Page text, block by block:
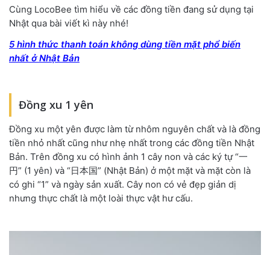
Cùng LocoBee tìm hiểu về các đồng tiền đang sử dụng tại
Nhật qua bài viết kì này nhé!
5 hình thức thanh toán không dùng tiền mặt phổ biến
nhất ở Nhật Bản
Đồng xu 1 yên
Đồng xu một yên được làm từ nhôm nguyên chất và là đồng
tiền nhỏ nhất cũng như nhẹ nhất trong các đồng tiền Nhật
Bản. Trên đồng xu có hình ảnh 1 cây non và các ký tự “一
円” (1 yên) và “日本国” (Nhật Bản) ở một mặt và mặt còn là
có ghi “1” và ngày sản xuất. Cây non có vẻ đẹp giản dị
nhưng thực chất là một loài thực vật hư cấu.